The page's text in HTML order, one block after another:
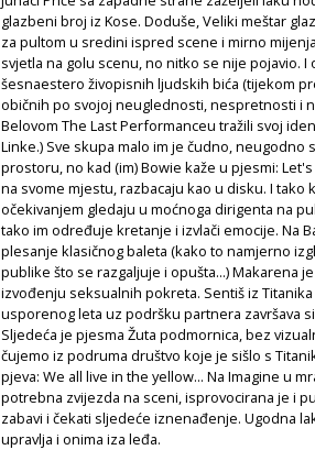
glazbeni broj iz Kose. Doduše, Veliki meštar
za pultom u sredini ispred scene i mirno
svjetla na golu scenu, no nitko se nije pojavio.
šesnaestero živopisnih ljudskih bića (tijekom
običnih po svojoj neuglednosti, nespretnosti i
Belovom The Last Performanceu tražili svoj
Linke.) Sve skupa malo im je čudno,
prostoru, no kad (im) Bowie kaže u pjesmi:
na svome mjestu, razbacaju kao u disku. I tako
očekivanjem gledaju u moćnoga dirigenta na
tako im određuje kretanje i izvlači emocije. Na
plesanje klasičnog baleta (kako to namjerno
publike što se razgaljuje i opušta...) Makarena
izvođenju seksualnih pokreta. Sentiš iz
usporenog leta uz podršku partnera završava
Sljedeća je pjesma Žuta podmornica, bez
čujemo iz podruma društvo koje je sišlo s
pjeva: We all live in the yellow... Na Imagine u
potrebna zvijezda na sceni, isprovocirana je i
zabavi i čekati sljedeće iznenađenje. Ugodna
upravlja i onima iza leđa.